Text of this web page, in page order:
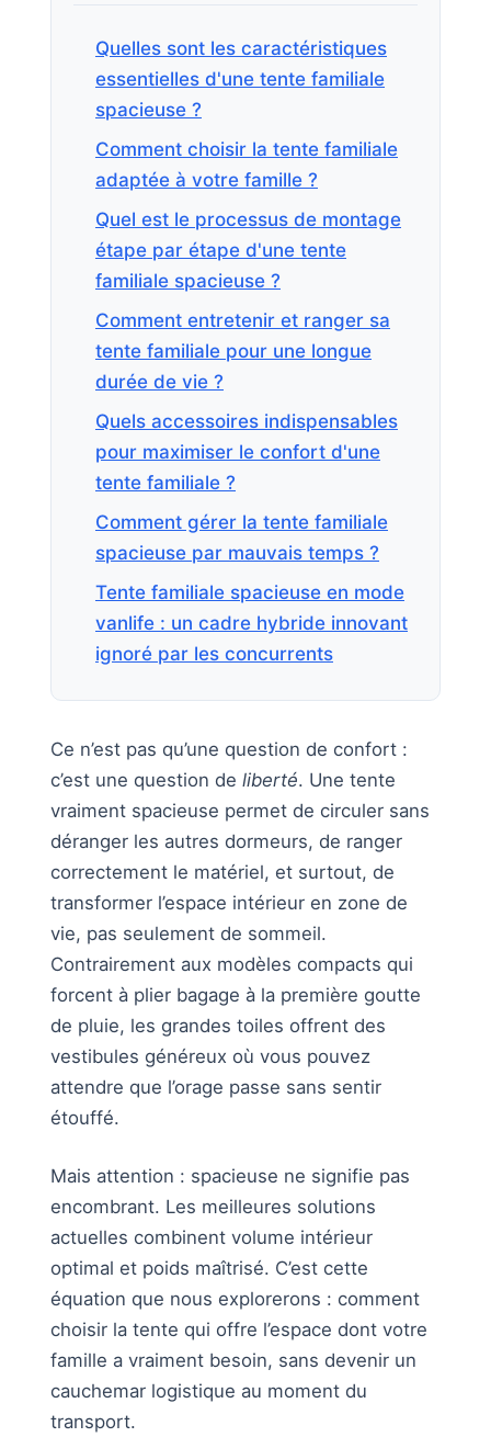
Quelles sont les caractéristiques
essentielles d'une tente familiale
spacieuse ?
Comment choisir la tente familiale
adaptée à votre famille ?
Quel est le processus de montage
étape par étape d'une tente
familiale spacieuse ?
Comment entretenir et ranger sa
tente familiale pour une longue
durée de vie ?
Quels accessoires indispensables
pour maximiser le confort d'une
tente familiale ?
Comment gérer la tente familiale
spacieuse par mauvais temps ?
Tente familiale spacieuse en mode
vanlife : un cadre hybride innovant
ignoré par les concurrents
Ce n’est pas qu’une question de confort :
c’est une question de liberté. Une tente
vraiment spacieuse permet de circuler sans
déranger les autres dormeurs, de ranger
correctement le matériel, et surtout, de
transformer l’espace intérieur en zone de
vie, pas seulement de sommeil.
Contrairement aux modèles compacts qui
forcent à plier bagage à la première goutte
de pluie, les grandes toiles offrent des
vestibules généreux où vous pouvez
attendre que l’orage passe sans sentir
étouffé.
Mais attention : spacieuse ne signifie pas
encombrant. Les meilleures solutions
actuelles combinent volume intérieur
optimal et poids maîtrisé. C’est cette
équation que nous explorerons : comment
choisir la tente qui offre l’espace dont votre
famille a vraiment besoin, sans devenir un
cauchemar logistique au moment du
transport.